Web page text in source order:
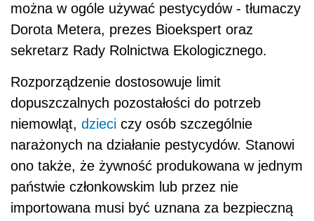
można w ogóle używać pestycydów - tłumaczy
Dorota Metera, prezes Bioekspert oraz
sekretarz Rady Rolnictwa Ekologicznego.
Rozporządzenie dostosowuje limit
dopuszczalnych pozostałości do potrzeb
niemowląt, dzieci czy osób szczególnie
narażonych na działanie pestycydów. Stanowi
ono także, że żywność produkowana w jednym
państwie członkowskim lub przez nie
importowana musi być uznana za bezpieczną